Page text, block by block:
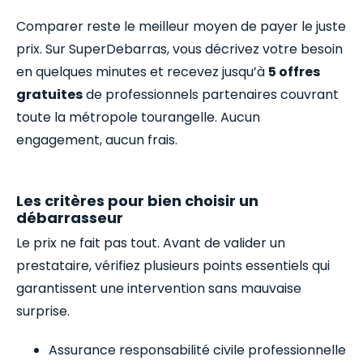
Comparer reste le meilleur moyen de payer le juste
prix. Sur SuperDebarras, vous décrivez votre besoin
en quelques minutes et recevez jusqu’à 5 offres
gratuitesde professionnels partenaires couvrant
toute la métropole tourangelle. Aucun
engagement, aucun frais.
Les critères pour bien choisir un
débarrasseur
Le prix ne fait pas tout. Avant de valider un
prestataire, vérifiez plusieurs points essentiels qui
garantissent une intervention sans mauvaise
surprise.
Assurance responsabilité civile professionnelle